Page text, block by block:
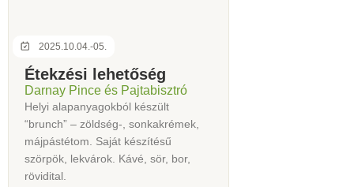
2025.10.04.-05.
Étekzési lehetőség
Darnay Pince és Pajtabisztró
Helyi alapanyagokból készült
“brunch” – zöldség-, sonkakrémek,
májpástétom. Saját készítésű
szörpök, lekvárok. Kávé, sör, bor,
rövidital.